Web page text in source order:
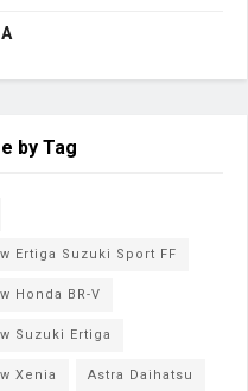
by Tag
Ertiga Suzuki Sport FF
Honda BR-V
Suzuki Ertiga
Xenia Astra Daihatsu